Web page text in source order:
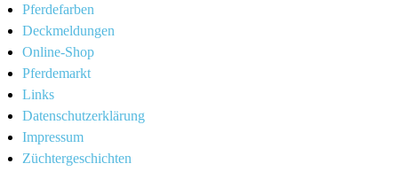
Pferdefarben
Deckmeldungen
Online-Shop
Pferdemarkt
Links
Datenschutzerklärung
Impressum
Züchtergeschichten